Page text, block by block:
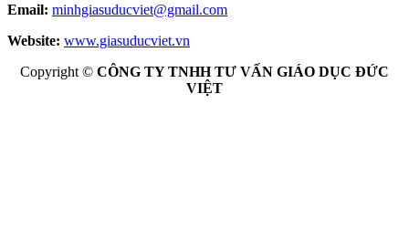
Email: minhgiasuducviet@gmail.com
Website: www.giasuducviet.vn
Copyright © CÔNG TY TNHH TƯ VẤN GIÁO DỤC ĐỨC
VIỆT